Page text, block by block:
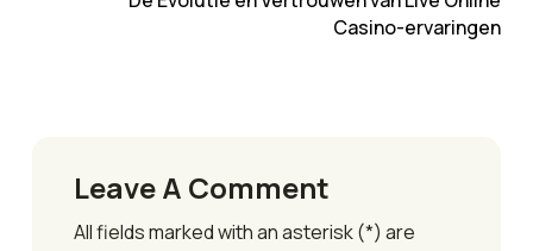
Casino-ervaringen
Leave A Comment
All fields marked with an asterisk (*) are